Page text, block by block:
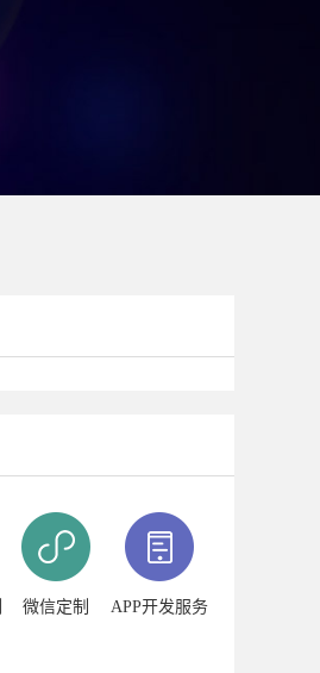
微信定制 APP开发服务